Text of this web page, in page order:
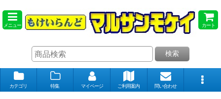
メニュー カート
検索
カテゴリ 特集 マイページ ご利用案内 問い合わせ